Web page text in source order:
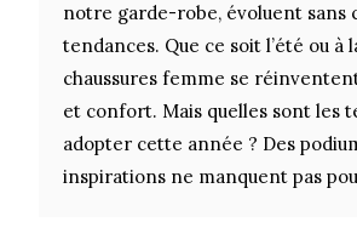
notre garde-robe, évoluent sans
tendances. Que ce soit l’été ou à
chaussures femme se
et confort. Mais quelles sont les
adopter cette année ? Des
inspirations ne manquent pas